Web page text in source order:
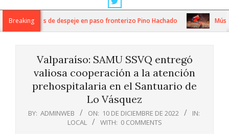
Navigation
MenuBreaking
trabajos de despeje en paso fronterizo Pino Hachado Música:
Valparaíso: SAMU SSVQ entregó
valiosa cooperación a la atención
prehospitalaria en el Santuario de
Lo Vásquez
BY: ADMINWEB ON: 10 DE DICIEMBRE DE 2022
IN:
LOCAL
WITH: 0 COMMENTS